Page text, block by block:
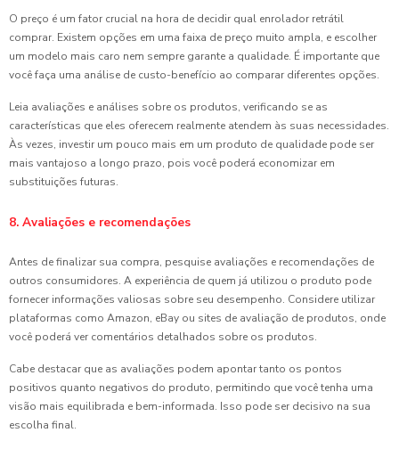
O preço é um fator crucial na hora de decidir qual enrolador retrátil
comprar. Existem opções em uma faixa de preço muito ampla, e escolher
um modelo mais caro nem sempre garante a qualidade. É importante que
você faça uma análise de custo-benefício ao comparar diferentes opções.
Leia avaliações e análises sobre os produtos, verificando se as
características que eles oferecem realmente atendem às suas necessidades.
Às vezes, investir um pouco mais em um produto de qualidade pode ser
mais vantajoso a longo prazo, pois você poderá economizar em
substituições futuras.
8. Avaliações e recomendações
Antes de finalizar sua compra, pesquise avaliações e recomendações de
outros consumidores. A experiência de quem já utilizou o produto pode
fornecer informações valiosas sobre seu desempenho. Considere utilizar
plataformas como Amazon, eBay ou sites de avaliação de produtos, onde
você poderá ver comentários detalhados sobre os produtos.
Cabe destacar que as avaliações podem apontar tanto os pontos
positivos quanto negativos do produto, permitindo que você tenha uma
visão mais equilibrada e bem-informada. Isso pode ser decisivo na sua
escolha final.